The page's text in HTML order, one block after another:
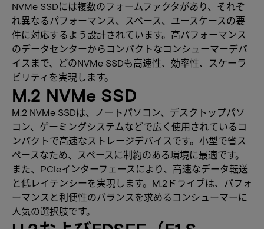
NVMe SSDには複数のフォームファクタがあり、それぞ
れ異なるパフォーマンス、スペース、ユースケースの要
件に対応するよう設計されています。高パフォーマンス
のデータセンターからコンパクトなコンシューマーデバ
イスまで、どのNVMe SSDも高速性、効率性、スケーラ
ビリティを実現します。
M.2 NVMe SSD
M.2 NVMe SSDは、ノートパソコン、デスクトップパソ
コン、ゲーミングシステムなどで広く使用されているコ
ンパクトで高速なストレージデバイスです。小型で省ス
ペースなため、スペースに制約のある環境に最適です。
また、PCIeインターフェースにより、高速なデータ転送
と低レイテンシーを実現します。M.2ドライブは、パフォ
ーマンスと利便性のバランスを求めるコンシューマーに
人気の選択肢です。